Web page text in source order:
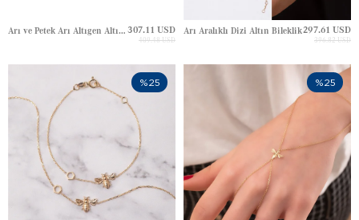
Arı ve Petek Arı Altıgen Altın Bileklik 307.11 USD
409.48 USD
Arı Aralıklı Dizi Altın Bileklik297.61 USD
396.82 USD
%25 %25